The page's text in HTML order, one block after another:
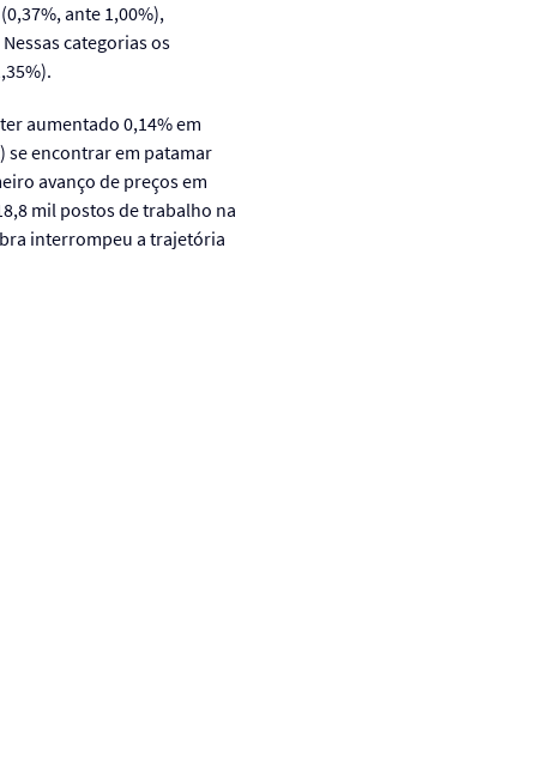
ante 1,00%),
categorias os
aumentado 0,14% em
se encontrar em patamar
avanço de preços em
mil postos de trabalho na
interrompeu a trajetória